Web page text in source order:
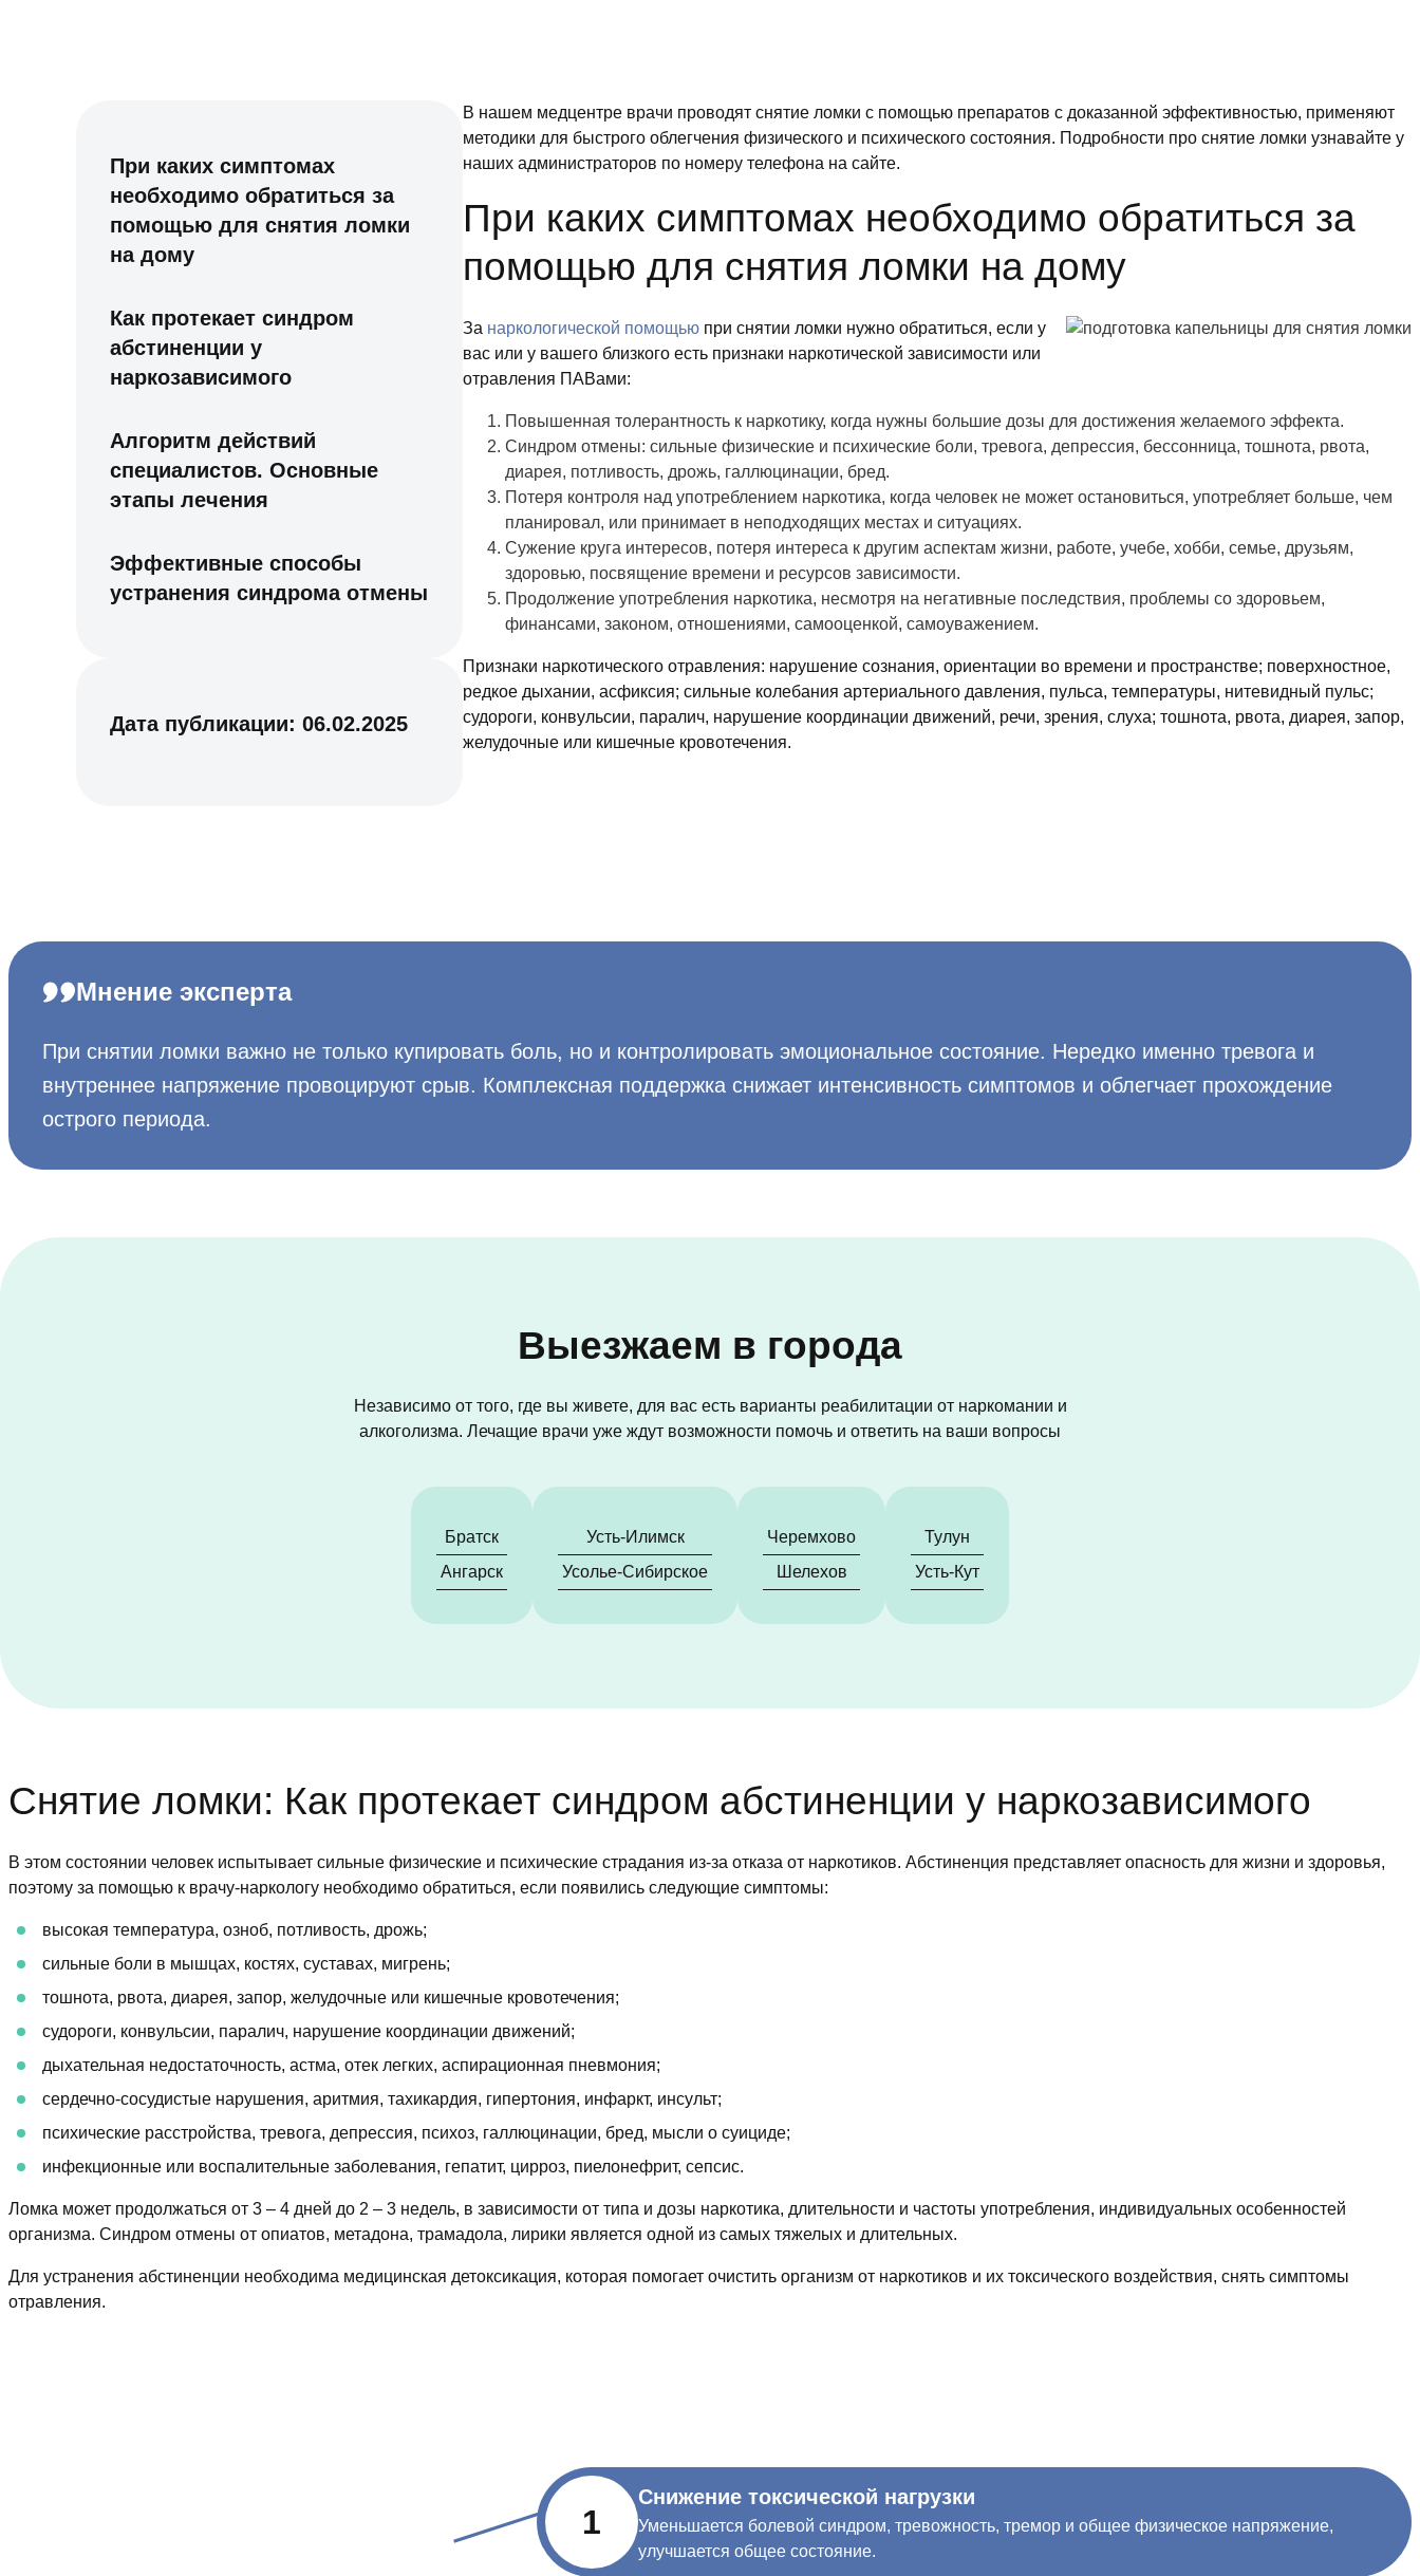
При каких симптомах
необходимо обратиться за
помощью для снятия ломки
на дому
Как протекает синдром
абстиненции у
наркозависимого
Алгоритм действий
специалистов. Основные
этапы лечения
Эффективные способы
устранения синдрома отмены
Дата публикации:06.02.2025
В нашем медцентре врачи проводят снятие ломки с помощью препаратов с доказанной эффективностью, применяют
методики для быстрого облегчения физического и психического состояния. Подробности про снятие ломки узнавайте у
наших администраторов по номеру телефона на сайте.
При каких симптомах необходимо обратиться за
помощью для снятия ломки на дому
За наркологической помощью при снятии ломки нужно обратиться, если у
вас или у вашего близкого есть признаки наркотической зависимости или
отравления ПАВами:
Повышенная толерантность к наркотику, когда нужны большие дозы для достижения желаемого эффекта.
Синдром отмены: сильные физические и психические боли, тревога, депрессия, бессонница, тошнота, рвота,
диарея, потливость, дрожь, галлюцинации, бред.
Потеря контроля над употреблением наркотика, когда человек не может остановиться, употребляет больше, чем
планировал, или принимает в неподходящих местах и ситуациях.
Сужение круга интересов, потеря интереса к другим аспектам жизни, работе, учебе, хобби, семье, друзьям,
здоровью, посвящение времени и ресурсов зависимости.
Продолжение употребления наркотика, несмотря на негативные последствия, проблемы со здоровьем,
финансами, законом, отношениями, самооценкой, самоуважением.
Признаки наркотического отравления: нарушение сознания, ориентации во времени и пространстве; поверхностное,
редкое дыхании, асфиксия; сильные колебания артериального давления, пульса, температуры, нитевидный пульс;
судороги, конвульсии, паралич, нарушение координации движений, речи, зрения, слуха; тошнота, рвота, диарея, запор,
желудочные или кишечные кровотечения.
Мнение эксперта
При снятии ломки важно не только купировать боль, но и контролировать эмоциональное состояние. Нередко именно тревога и
внутреннее напряжение провоцируют срыв. Комплексная поддержка снижает интенсивность симптомов и облегчает прохождение
острого периода.
Выезжаем в города
Независимо от того, где вы живете, для вас есть варианты реабилитации от наркомании и
алкоголизма. Лечащие врачи уже ждут возможности помочь и ответить на ваши вопросы
Братск
Ангарск
Усть-Илимск
Усолье-Сибирское
Черемхово
Шелехов
Тулун
Усть-Кут
Снятие ломки: Как протекает синдром абстиненции у наркозависимого
В этом состоянии человек испытывает сильные физические и психические страдания из-за отказа от наркотиков. Абстиненция представляет опасность для жизни и здоровья,
поэтому за помощью к врачу-наркологу необходимо обратиться, если появились следующие симптомы:
высокая температура, озноб, потливость, дрожь;
сильные боли в мышцах, костях, суставах, мигрень;
тошнота, рвота, диарея, запор, желудочные или кишечные кровотечения;
судороги, конвульсии, паралич, нарушение координации движений;
дыхательная недостаточность, астма, отек легких, аспирационная пневмония;
сердечно-сосудистые нарушения, аритмия, тахикардия, гипертония, инфаркт, инсульт;
психические расстройства, тревога, депрессия, психоз, галлюцинации, бред, мысли о суициде;
инфекционные или воспалительные заболевания, гепатит, цирроз, пиелонефрит, сепсис.
Ломка может продолжаться от 3 – 4 дней до 2 – 3 недель, в зависимости от типа и дозы наркотика, длительности и частоты употребления, индивидуальных особенностей
организма. Синдром отмены от опиатов, метадона, трамадола, лирики является одной из самых тяжелых и длительных.
Для устранения абстиненции необходима медицинская детоксикация, которая помогает очистить организм от наркотиков и их токсического воздействия, снять симптомы
отравления.
1
Снижение токсической нагрузки
Уменьшается болевой синдром, тревожность, тремор и общее физическое напряжение,
улучшается общее состояние.